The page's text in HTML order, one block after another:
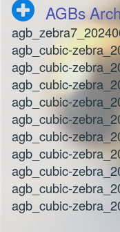
AGBs
agb_cubic-
agb_cubic-
agb_cubic-
agb_cubic-
agb_cubic-
agb_cubic-
agb_cubic-
agb_cubic-
agb_cubic-
agb_cubic-